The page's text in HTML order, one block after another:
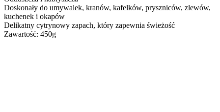
Doskonały do umywalek, kranów, kafelków, pryszniców, zlewów,
kuchenek i okapów
Delikatny cytrynowy zapach, który zapewnia świeżość
Zawartość: 450g